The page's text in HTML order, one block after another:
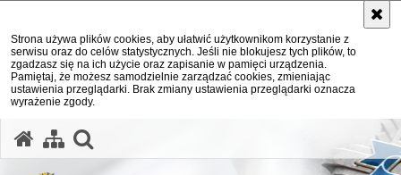
Strona używa plików cookies, aby ułatwić użytkownikom korzystanie z
serwisu oraz do celów statystycznych. Jeśli nie blokujesz tych plików, to
zgadzasz się na ich użycie oraz zapisanie w pamięci urządzenia.
Pamiętaj, że możesz samodzielnie zarządzać cookies, zmieniając
ustawienia przeglądarki. Brak zmiany ustawienia przeglądarki oznacza
wyrażenie zgody.